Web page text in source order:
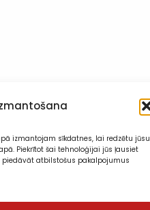
izmantojam sīkdatnes, lai redzētu jūsu
Piekrītot šai tehnoloģijai jūs ļausiet
atbilstošus pakalpojumus